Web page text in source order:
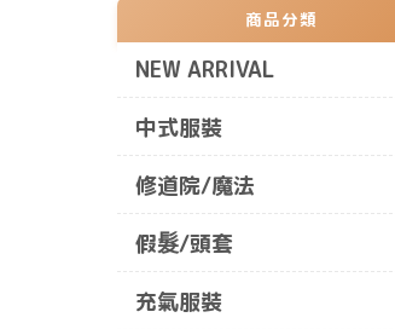
商品分類
NEW ARRIVAL
中式服裝
修道院/魔法
假髮/頭套
充氣服裝